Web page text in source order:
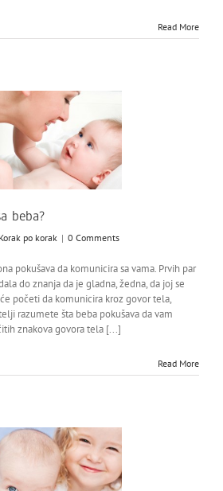
Read More
beba?
Korak po korak | 0 Comments
pokušava da komunicira sa vama. Prvih par
do znanja da je gladna, žedna, da joj se
početi da komunicira kroz govor tela,
razumete šta beba pokušava da vam
znakova govora tela [...]
Read More